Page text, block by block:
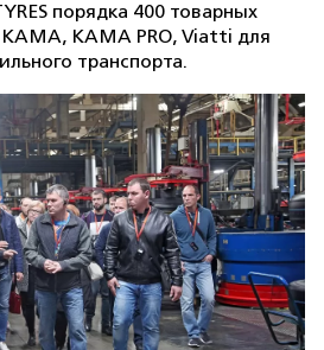
порядка 400 товарных
KAMA PRO, Viatti для
транспорта.